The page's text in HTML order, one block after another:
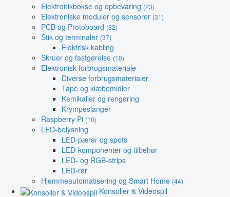
Elektronikbokse og opbevaring (23)
Elektroniske moduler og sensorer (31)
PCB og Protoboard (32)
Stik og terminaler (37)
Elektrisk kabling
Skruer og fastgørelse (10)
Elektronisk forbrugsmateriale
Diverse forbrugsmaterialer
Tape og klæbemidler
Kemikalier og rengøring
Krympeslanger
Raspberry Pi (10)
LED-belysning
LED-pærer og spots
LED-komponenter og tilbehør
LED- og RGB-strips
LED-rør
Hjemmeautomatisering og Smart Home (44)
Konsoller & Videospil